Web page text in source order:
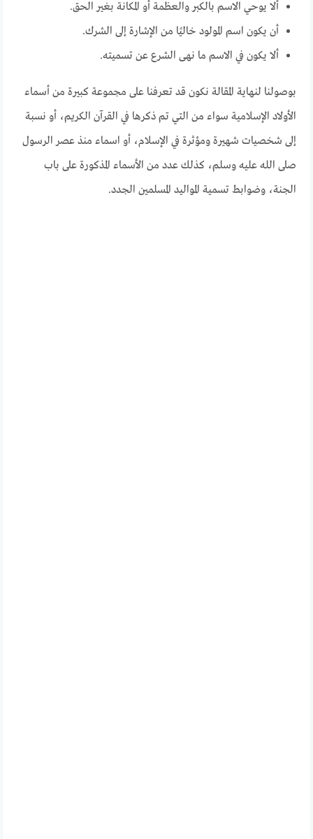
ألا يوحي الاسم بالكبر والعظمة أو المكانة بغير الحق.
أن يكون اسم المولود خاليًا من الإشارة إلى الشرك.
ألا يكون في الاسم ما نهى الشرع عن تسميته.
بوصولنا لنهاية المقالة نكون قد تعرفنا على مجموعة كبيرة من أسماء
الأولاد الإسلامية سواء من التي تم ذكرها في القرآن الكريم، أو نسبة
إلى شخصيات شهيرة ومؤثرة في الإسلام، أو اسماء منذ عصر الرسول
صلى الله عليه وسلم، كذلك عدد من الأسماء المذكورة على باب
الجنة، وضوابط تسمية المواليد المسلمين الجدد.